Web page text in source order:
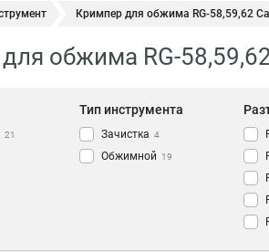
Кримпер для обжима RG-58,59,62
обжима RG-
21
Тип инструмента
Зачистка 4
Обжимной 19